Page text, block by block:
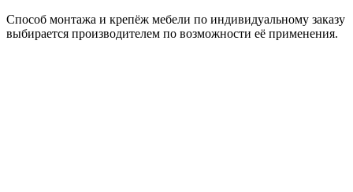
Способ монтажа и крепёж мебели по индивидуальному заказу
выбирается производителем по возможности её применения.